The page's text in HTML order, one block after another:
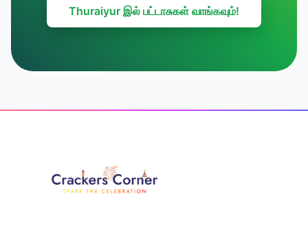
Thuraiyur இல் பட்டாசுகள் வாங்கவும்!